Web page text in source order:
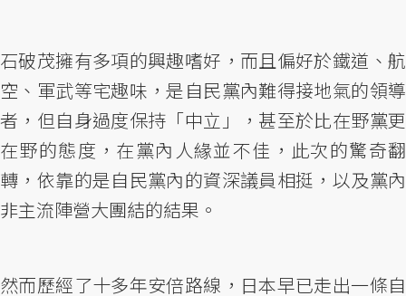
石破茂擁有多項的興趣嗜好，而且偏好於鐵道、航
空、軍武等宅趣味，是自民黨內難得接地氣的領導
者，但自身過度保持「中立」，甚至於比在野黨更
在野的態度，在黨內人緣並不佳，此次的驚奇翻
轉，依靠的是自民黨內的資深議員相挺，以及黨內
非主流陣營大團結的結果。
然而歷經了十多年安倍路線，日本早已走出一條自